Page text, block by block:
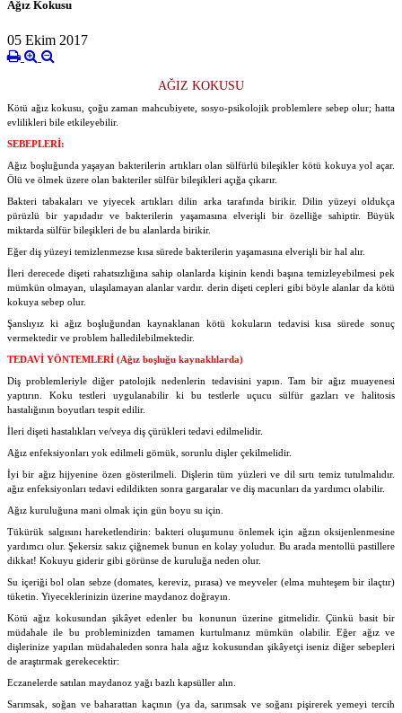
Ağız Kokusu
05 Ekim 2017
AĞIZ KOKUSU
Kötü ağız kokusu, çoğu zaman mahcubiyete, sosyo-psikolojik problemlere sebep olur; hatta
evlilikleri bile etkileyebilir.
SEBEPLERİ:
Ağız boşluğunda yaşayan bakterilerin artıkları olan sülfürlü bileşikler kötü kokuya yol açar.
Ölü ve ölmek üzere olan bakteriler sülfür bileşikleri açığa çıkarır.
Bakteri tabakaları ve yiyecek artıkları dilin arka tarafında birikir. Dilin yüzeyi oldukça
pürüzlü bir yapıdadır ve bakterilerin yaşamasına elverişli bir özelliğe sahiptir. Büyük
miktarda sülfür bileşikleri de bu alanlarda birikir.
Eğer diş yüzeyi temizlenmezse kısa sürede bakterilerin yaşamasına elverişli bir hal alır.
İleri derecede dişeti rahatsızlığına sahip olanlarda kişinin kendi başına temizleyebilmesi pek
mümkün olmayan, ulaşılamayan alanlar vardır. derin dişeti cepleri gibi böyle alanlar da kötü
kokuya sebep olur.
Şanslıyız ki ağız boşluğundan kaynaklanan kötü kokuların tedavisi kısa sürede sonuç
vermektedir ve problem halledilebilmektedir.
TEDAVİ YÖNTEMLERİ (Ağız boşluğu kaynaklılarda)
Diş problemleriyle diğer patolojik nedenlerin tedavisini yapın. Tam bir ağız muayenesi
yaptırın. Koku testleri uygulanabilir ki bu testlerle uçucu sülfür gazları ve halitosis
hastalığının boyutları tespit edilir.
İleri dişeti hastalıkları ve/veya diş çürükleri tedavi edilmelidir.
Ağız enfeksiyonları yok edilmeli gömük, sorunlu dişler çekilmelidir.
İyi bir ağız hijyenine özen gösterilmeli. Dişlerin tüm yüzleri ve dil sırtı temiz tutulmalıdır.
ağız enfeksiyonları tedavi edildikten sonra gargaralar ve diş macunları da yardımcı olabilir.
Ağız kuruluğuna mani olmak için gün boyu su için.
Tükürük salgısını hareketlendirin: bakteri oluşumunu önlemek için ağzın oksijenlenmesine
yardımcı olur. Şekersiz sakız çiğnemek bunun en kolay yoludur. Bu arada mentollü pastillere
dikkat! Kokuyu giderir gibi görünse de kuruluğa neden olur.
Su içeriği bol olan sebze (domates, kereviz, pırasa) ve meyveler (elma muhteşem bir ilaçtır)
tüketin. Yiyeceklerinizin üzerine maydanoz doğrayın.
Kötü ağız kokusundan şikâyet edenler bu konunun üzerine gitmelidir. Çünkü basit bir
müdahale ile bu probleminizden tamamen kurtulmanız mümkün olabilir. Eğer ağız ve
dişlerinize yapılan müdahaleden sonra hala ağız kokusundan şikâyetçi iseniz diğer sebepleri
de araştırmak gerekecektir:
Eczanelerde satılan maydanoz yağı bazlı kapsüller alın.
Sarımsak, soğan ve baharattan kaçının (ya da, sarımsak ve soğanı pişirerek yemeyi tercih